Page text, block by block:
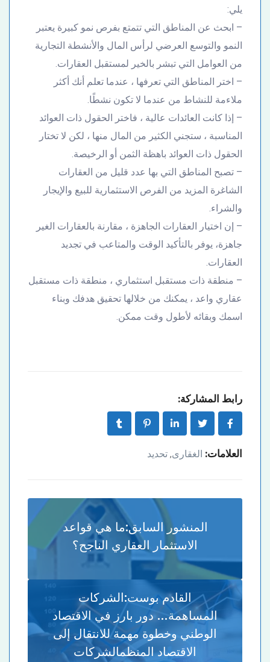
يلي:
– ابحث عن المناطق التي تتمتع بفرص نمو كبيرة يعتبر
النمو والتوسع العرضي لرأس المال والأنشطة التجارية
من العوامل التي تبشر بالخير لمستقبل العقارات.
– اختر المناطق التي تعرفها ، عندما تعلم أنك أكثر
ملاءمة للنشاط من عندما لا تكون نشطًا.
– إذا كانت العائدات عالية ، فاختر الحقول ذات العوائد
المناسبة ، ستجني الكثير من المال منها ، لكن لا تختار
الحقول ذات العوائد باهظة الثمن أو الرخيصة.
– تصبح المناطق التي بها عدد قليل من العقارات
الشاغرة المزيد من الفرص الاستثمارية للبيع والإيجار
والشراء.
– إن اختيار العقارات الجاهزة ، مقارنة بالعقارات الغير
جاهزة، يوفر بالتأكيد الوقت والمتاعب في تجديد
العقارات.
– منطقة ذات مستقبل استثماري ، منطقة ذات مستقبل
عقاري واعد ، يمكنك من خلالها تحقيق هدفك وبناء
اسمك وبقائه لأطول وقت ممكن.
رابط المشاركة:
العلامات: الغقارى, تحديد
المنشور السابق:ما هي قواعد
الاستثمار العقاري الناجح؟
القادم بوست:الشركات
المساهمة… دور بارز في الاقتصاد
الوطني وخطوة مهمة للانتقال إلى
الاقتصاد المنظمالشركات